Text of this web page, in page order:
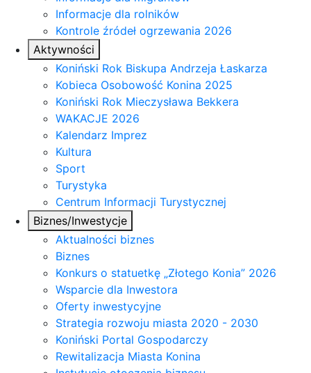
Informacje dla rolników
Kontrole źródeł ogrzewania 2026
Aktywności
Koniński Rok Biskupa Andrzeja Łaskarza
Kobieca Osobowość Konina 2025
Koniński Rok Mieczysława Bekkera
WAKACJE 2026
Kalendarz Imprez
Kultura
Sport
Turystyka
Centrum Informacji Turystycznej
Biznes/Inwestycje
Aktualności biznes
Biznes
Konkurs o statuetkę „Złotego Konia” 2026
Wsparcie dla Inwestora
Oferty inwestycyjne
Strategia rozwoju miasta 2020 - 2030
Koniński Portal Gospodarczy
Rewitalizacja Miasta Konina